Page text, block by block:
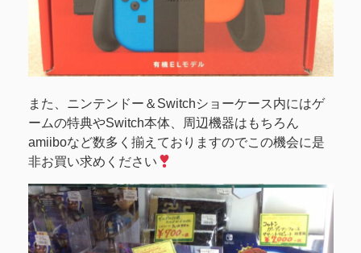
また、ニンテンドー＆Switchショーケース内にはゲ
ームの特典やSwitch本体、周辺機器はもちろん
amiiboなど数多く揃えておりますのでこの機会に是
非お買い求めください